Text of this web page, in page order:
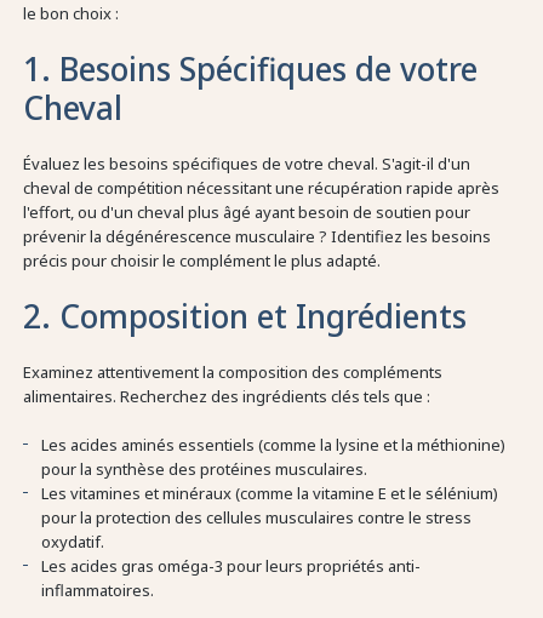
le bon choix :
1. Besoins Spécifiques de votre
Cheval
Évaluez les besoins spécifiques de votre cheval. S'agit-il d'un
cheval de compétition nécessitant une récupération rapide après
l'effort, ou d'un cheval plus âgé ayant besoin de soutien pour
prévenir la dégénérescence musculaire ? Identifiez les besoins
précis pour choisir le complément le plus adapté.
2. Composition et Ingrédients
Examinez attentivement la composition des compléments
alimentaires. Recherchez des ingrédients clés tels que :
Les acides aminés essentiels (comme la lysine et la méthionine)
pour la synthèse des protéines musculaires.
Les vitamines et minéraux (comme la vitamine E et le sélénium)
pour la protection des cellules musculaires contre le stress
oxydatif.
Les acides gras oméga-3 pour leurs propriétés anti-
inflammatoires.